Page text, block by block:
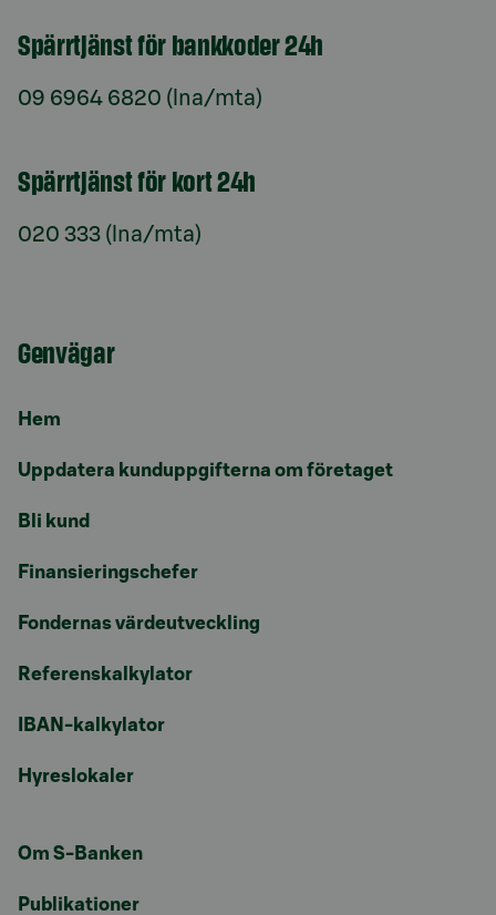
Spärrtjänst för bankkoder 24h
09 6964 6820 (lna/mta)
Spärrtjänst för kort 24h
020 333 (lna/mta)
Genvägar
Hem
Uppdatera kunduppgifterna om företaget
Bli kund
Finansieringschefer
Fondernas värdeutveckling
Referenskalkylator
IBAN-kalkylator
Hyreslokaler
Om S-Banken
Publikationer